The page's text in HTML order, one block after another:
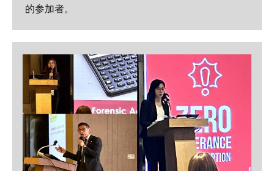
的参加者。